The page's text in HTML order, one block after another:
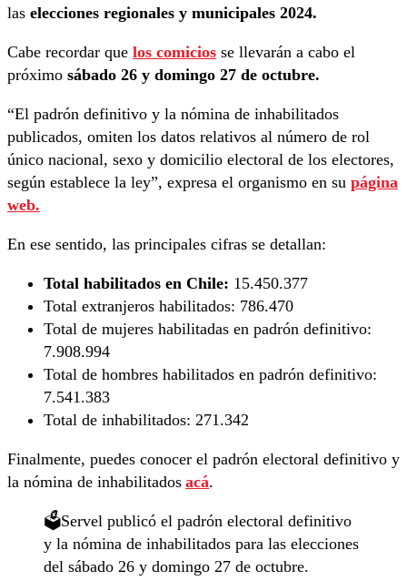
las elecciones regionales y municipales 2024.
Cabe recordar que los comicios se llevarán a cabo el
próximo sábado 26 y domingo 27 de octubre.
“El padrón definitivo y la nómina de inhabilitados
publicados, omiten los datos relativos al número de rol
único nacional, sexo y domicilio electoral de los electores,
según establece la ley”, expresa el organismo en su página
web.
En ese sentido, las principales cifras se detallan:
Total habilitados en Chile: 15.450.377
Total extranjeros habilitados: 786.470
Total de mujeres habilitadas en padrón definitivo:
7.908.994
Total de hombres habilitados en padrón definitivo:
7.541.383
Total de inhabilitados: 271.342
Finalmente, puedes conocer el padrón electoral definitivo y
la nómina de inhabilitados acá.
🗳️Servel publicó el padrón electoral definitivo
y la nómina de inhabilitados para las elecciones
del sábado 26 y domingo 27 de octubre.